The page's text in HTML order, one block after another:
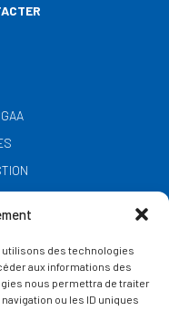
des technologies
aux informations des
nous permettra de traiter
ou les ID uniques